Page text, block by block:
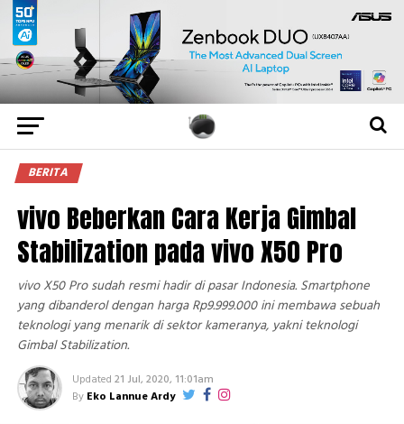
BERITA
vivo Beberkan Cara Kerja Gimbal
Stabilization pada vivo X50 Pro
vivo X50 Pro sudah resmi hadir di pasar Indonesia. Smartphone
yang dibanderol dengan harga Rp9.999.000 ini membawa sebuah
teknologi yang menarik di sektor kameranya, yakni teknologi
Gimbal Stabilization.
Updated 21 Jul, 2020, 11:01am
By Eko Lannue Ardy